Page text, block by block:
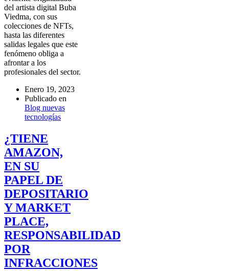
del artista digital Buba
Viedma, con sus
colecciones de NFTs,
hasta las diferentes
salidas legales que este
fenómeno obliga a
afrontar a los
profesionales del sector.
Enero 19, 2023
Publicado en
Blog nuevas
tecnologías
¿TIENE
AMAZON,
EN SU
PAPEL DE
DEPOSITARIO
Y MARKET
PLACE,
RESPONSABILIDAD
POR
INFRACCIONES